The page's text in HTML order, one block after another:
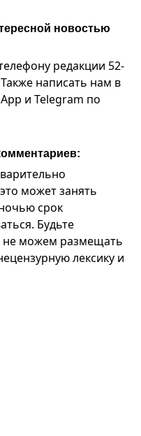
новостью
редакции 52-
написать нам в
и Telegram по
может занять
срок
Будьте
не можем размещать
лексику и